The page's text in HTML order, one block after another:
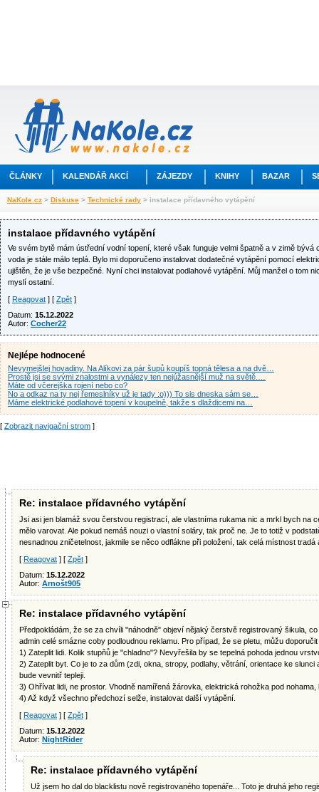
ČLÁNKY KALENDÁŘ AKCÍ ZÁJEZDY KNIHY BAZAR
NaKole.cz > Diskuse > Technické rady > instalace přídavného vytápění
instalace přídavného vytápění
Ve svém bytě mám ústřední vodní topení, které však funguje velmi špatně a v zimě bývá
voda je stále málo teplá. Bylo mi doporučeno instalovat dodatečné vytápění pomocí
ujištěn, že je vše bezpečné. Nyní chci instalovat podlahové vytápění. Můj manžel o tom
myslí ostatní.
[ Reagovat ] [ Zpět ]
Datum: 15.12.2022
Autor: Cocher22
Nejlépe hodnocené
Nevymejšlej hovadiny. Na Alíkovi za pár šupů koupíš topná tělesa a na dvě…
Prostě jsi se svými znalostmi a vynálezy ten nejúžasnější muž na světě.…
Máte od včerejška rojení nebo co?
No a odkaz na ty nej řemeslníky už je tady :o))) To sis dneska sám se…
Máme elektrické podlahové topení v koupelně, takže s dlaždicemi na…
[ Zobrazit navigační strom ]
Re: instalace přídavného vytápění
Jsi asi jen blamáž svou čerstvou registrací, ale vlastníma rukama nic a mrkl bych na
mělo varovat. Ale pokud nemáš nouzi o vlastní soláry, tak proč ne. Je to totiž v
nesnadnou zničetelnost, jakmile se něco odflákne při položení, tak celá místnost
[ Reagovat ] [ Zpět ]
Datum: 15.12.2022
Autor: Arnošt905
Re: instalace přídavného vytápění
Předpokládám, že se za chvíli "náhodně" objeví nějaký čerstvě registrovaný šikula,
admin celé smázne coby podloudnou reklamu. Pro případ, že se pletu, můžu
1) Zateplit lidi. Kolik stupňů je "chladno"? Nevyřešila by se tepelná pohoda jednou
2) Zateplit byt. Co je to za dům (zdi, okna, stropy, podlahy, větrání, orientace ke
bude vevnitř tepleji.
3) Ohřívat lidi, ne prostor. Vhodně namířená žárovka, elektrická rohožka pod
4) Až když všechno předchozí selže, instalovat další vytápění.
[ Reagovat ] [ Zpět ]
Datum: 15.12.2022
Autor: NightRider
Re: instalace přídavného vytápění
Už jsem ho dal do blacklistu nově registrovaného topenáře... Toto je druhá jeho